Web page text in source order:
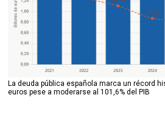
La deuda pública española marca un récord
euros pese a moderarse al 101,6% del PIB